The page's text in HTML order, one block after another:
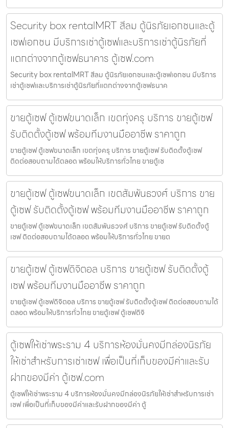
Security box rentalMRT สีลม ตู้นิรภัยเอกชนและตู้
เซฟเอกชน มีบริการเช่าตู้เซฟและบริการเช่าตู้นิรภัยที่
แตกต่างจากตู้เซฟธนาคาร ตู้เซฟ.com
Security box rentalMRT สีลม ตู้นิรภัยเอกชนและตู้เซฟเอกชน มีบริการ
เช่าตู้เซฟและบริการเช่าตู้นิรภัยที่แตกต่างจากตู้เซฟธนาค
ขายตู้เซฟ ตู้เซฟขนาดเล็ก เขตทุ่งครุ บริการ ขายตู้เซฟ
รับติดตั้งตู้เซฟ พร้อมทีมงานมืออาชีพ ราคาถูก
ขายตู้เซฟ ตู้เซฟขนาดเล็ก เขตทุ่งครุ บริการ ขายตู้เซฟ รับติดตั้งตู้เซฟ
ติดต่อสอบถามได้ตลอด พร้อมให้บริการทั่วไทย ขายตู้เซ
ขายตู้เซฟ ตู้เซฟขนาดเล็ก เขตสัมพันธวงศ์ บริการ ขาย
ตู้เซฟ รับติดตั้งตู้เซฟ พร้อมทีมงานมืออาชีพ ราคาถูก
ขายตู้เซฟ ตู้เซฟขนาดเล็ก เขตสัมพันธวงศ์ บริการ ขายตู้เซฟ รับติดตั้งตู้
เซฟ ติดต่อสอบถามได้ตลอด พร้อมให้บริการทั่วไทย ขายต
ขายตู้เซฟ ตู้เซฟดิจิตอล บริการ ขายตู้เซฟ รับติดตั้งตู้
เซฟ พร้อมทีมงานมืออาชีพ ราคาถูก
ขายตู้เซฟ ตู้เซฟดิจิตอล บริการ ขายตู้เซฟ รับติดตั้งตู้เซฟ ติดต่อสอบถามได้
ตลอด พร้อมให้บริการทั่วไทย ขายตู้เซฟ ตู้เซฟดิจิ
ตู้เซฟให้เช่าพระราม 4 บริการห้องมั่นคงมีกล่องนิรภัย
ให้เช่าสำหรับการเช่าเซฟ เพื่อเป็นที่เก็บของมีค่าและรับ
ฝากของมีค่า ตู้เซฟ.com
ตู้เซฟให้เช่าพระราม 4 บริการห้องมั่นคงมีกล่องนิรภัยให้เช่าสำหรับการเช่า
เซฟ เพื่อเป็นที่เก็บของมีค่าและรับฝากของมีค่า ตู้